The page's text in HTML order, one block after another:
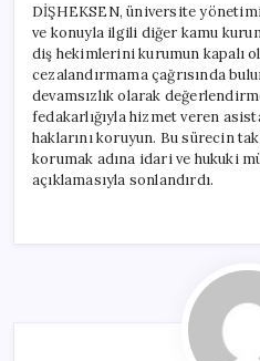
DİŞHEKSEN, üniversite
ve konuyla ilgili diğer kamu
diş hekimlerini kurumun kapalı
cezalandırmama çağrısında
devamsızlık olarak
fedakarlığıyla hizmet veren
haklarını koruyun. Bu sürecin
korumak adına idari ve hukuki
açıklamasıyla sonlandırdı.